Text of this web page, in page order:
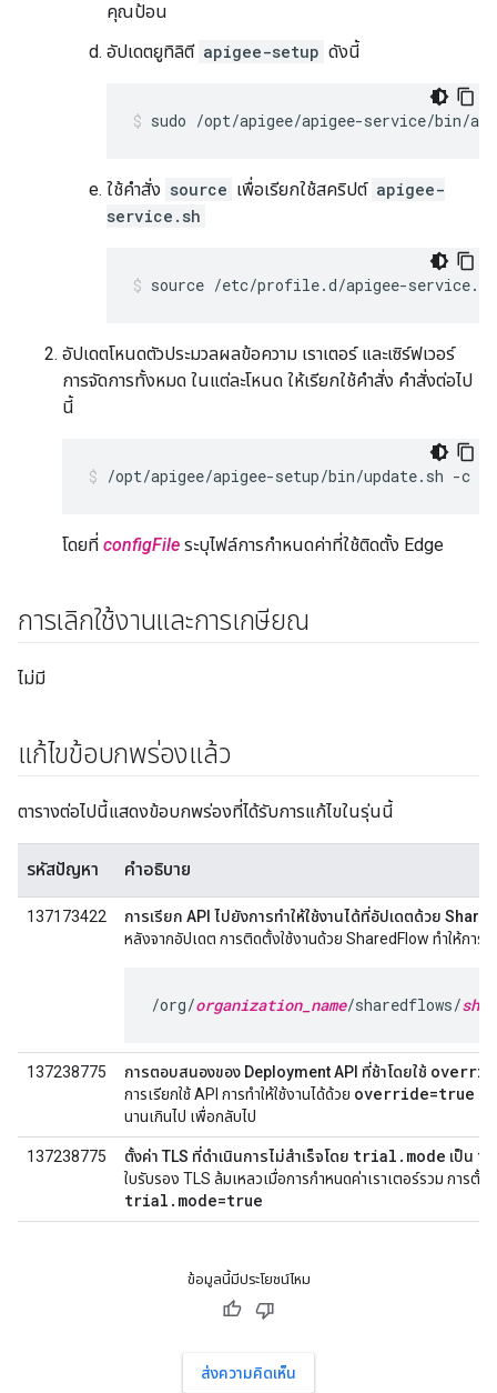
คุณป้อน
อัปเดตยูทิลิตี apigee-setup ดังนี้
sudo /opt/apigee/apigee-service/bin/
ใช้คำสั่ง source เพื่อเรียกใช้สคริปต์ apigee-
service.sh
source /etc/profile.d/apigee-service.sh
อัปเดตโหนดตัวประมวลผลข้อความ เราเตอร์ และเซิร์ฟเวอร์
การจัดการทั้งหมด ในแต่ละโหนด ให้เรียกใช้คำสั่ง คำสั่งต่อไป
นี้
/opt/apigee/apigee-setup/bin/update.sh -c
โดยที่ configFile ระบุไฟล์การกำหนดค่าที่ใช้ติดตั้ง Edge
การเลิกใช้งานและการเกษียณ
ไม่มี
แก้ไขข้อบกพร่องแล้ว
ตารางต่อไปนี้แสดงข้อบกพร่องที่ได้รับการแก้ไขในรุ่นนี้
รหัสปัญหา คำอธิบาย
137173422
การเรียก API ไปยังการทำให้ใช้งานได้ที่อัปเดตด้วย
หลังจากอัปเดต การติดตั้งใช้งานด้วย SharedFlow ทำให้การ
/org/organization_name/sharedflows/
137238775 การตอบสนองของ Deployment API ที่ช้าโดยใช้
การเรียกใช้ API การทำให้ใช้งานได้ด้วย override=true
นานเกินไป เพื่อกลับไป
137238775 ตั้งค่า TLS ที่ดำเนินการไม่สำเร็จโดย trial.mode เป็น
ใบรับรอง TLS ล้มเหลวเมื่อการกำหนดค่าเราเตอร์รวม การตั้ง
trial . mode=true
ข้อมูลนี้มีประโยชน์ไหม
ส่งความคิดเห็น